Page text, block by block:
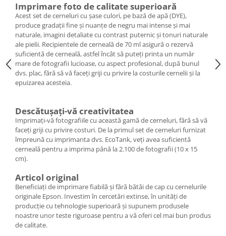
Imprimare foto de calitate superioară
Acest set de cerneluri cu șase culori, pe bază de apă (DYE),
produce gradații fine și nuanțe de negru mai intense și mai
naturale, imagini detaliate cu contrast puternic și tonuri naturale
ale pielii. Recipientele de cerneală de 70 ml asigură o rezervă
suficientă de cerneală, astfel încât să puteți printa un număr
mare de fotografii lucioase, cu aspect profesional, după bunul
dvs. plac, fără să vă faceți griji cu privire la costurile cernelii și la
epuizarea acesteia.
Descătușați-vă creativitatea
Imprimați-vă fotografiile cu această gamă de cerneluri, fără să vă
faceți griji cu privire costuri. De la primul set de cerneluri furnizat
împreună cu imprimanta dvs. EcoTank, veți avea suficientă
cerneală pentru a imprima până la 2.100 de fotografii (10 x 15
cm).
Articol original
Beneficiați de imprimare fiabilă și fără bătăi de cap cu cernelurile
originale Epson. Investim în cercetări extinse, în unități de
producție cu tehnologie superioară și supunem produsele
noastre unor teste riguroase pentru a vă oferi cel mai bun produs
de calitate.